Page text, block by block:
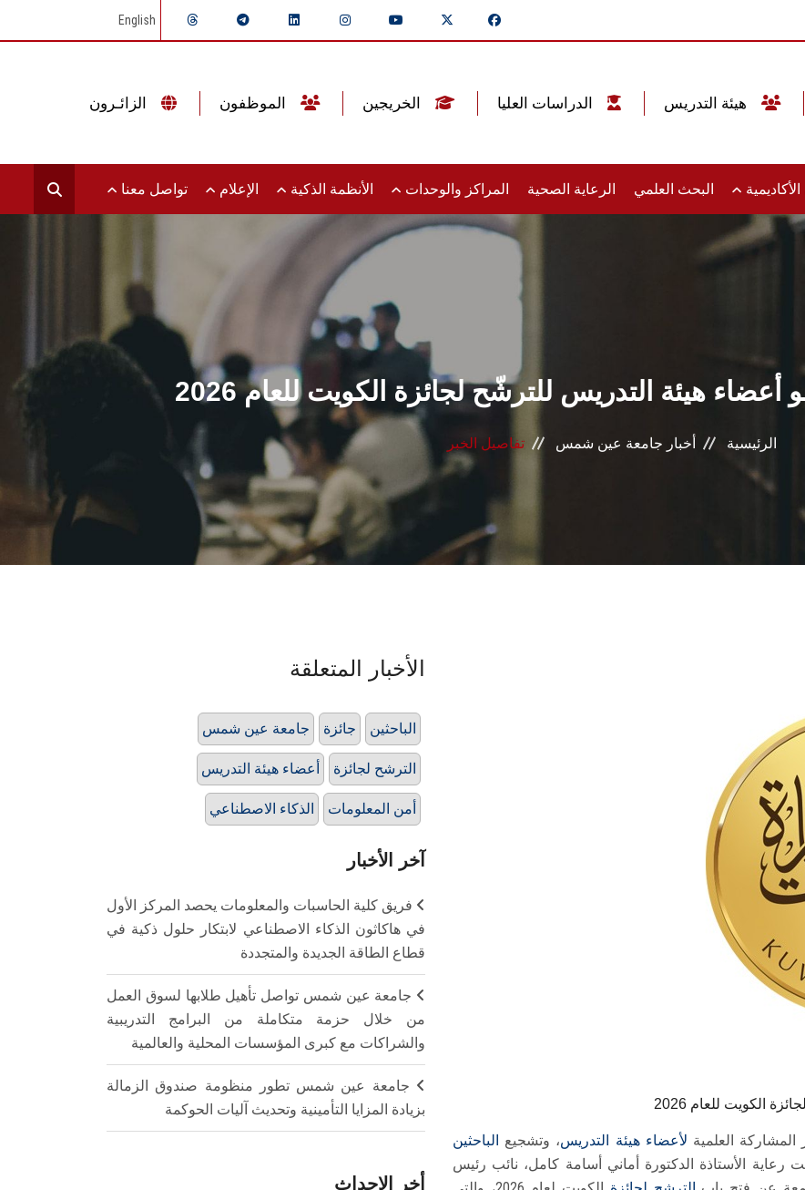
English
البحث العلمي الرعاية الصحية المراكز والوحدات الأنظمة الذكية الإعلام تواصل معنا
هيئة التدريس للترشّح لجائزة الكويت للعام 2026
الرئيسية أخبار جامعة عين شمس تفاصيل الخبر
الكويت للعام 2026
العلمية لأعضاء هيئة التدريس، وتشجيع الباحثين
رعاية الأستاذة الدكتورة أماني أسامة كامل، نائب رئيس
الأخبار المتعلقة
جامعة عين شمس جائزة الباحثين
أعضاء هيئة التدريس الترشح لجائزة
الذكاء الاصطناعي أمن المعلومات
آخر الأخبار
فريق كلية الحاسبات والمعلومات يحصد المركز الأول
في هاكاثون الذكاء الاصطناعي لابتكار حلول ذكية في
قطاع الطاقة الجديدة والمتجددة
جامعة عين شمس تواصل تأهيل طلابها لسوق العمل
من خلال حزمة متكاملة من البرامج التدريبية
والشراكات مع كبرى المؤسسات المحلية والعالمية
جامعة عين شمس تطور منظومة صندوق الزمالة
بزيادة المزايا التأمينية وتحديث آليات الحوكمة
أخر الاحداث